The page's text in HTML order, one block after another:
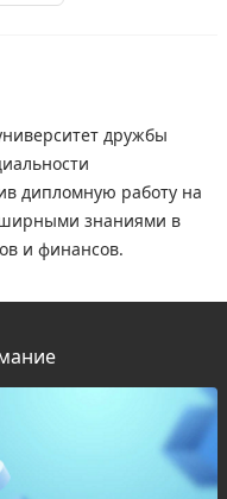
дружбы
дипломную работу на
знаниями в
и финансов.